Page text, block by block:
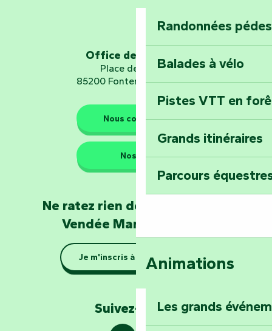
Explorez
d’orientation «
Les gardiens de la nature
Se la couler
barque dans le
Explorez la
Randonnées
Balades à vélo
Pistes VTT en
Grands itinéraires
Parcours
Animations
Les grands
Office de tourisme
Place de Verdun
85200 Fontenay-le-Comte
Nous contacter
Nos QG
Ne ratez rien de l'actualité en
Vendée Marais Poitevin
Je m'inscris à la newsletter
Suivez-nous !